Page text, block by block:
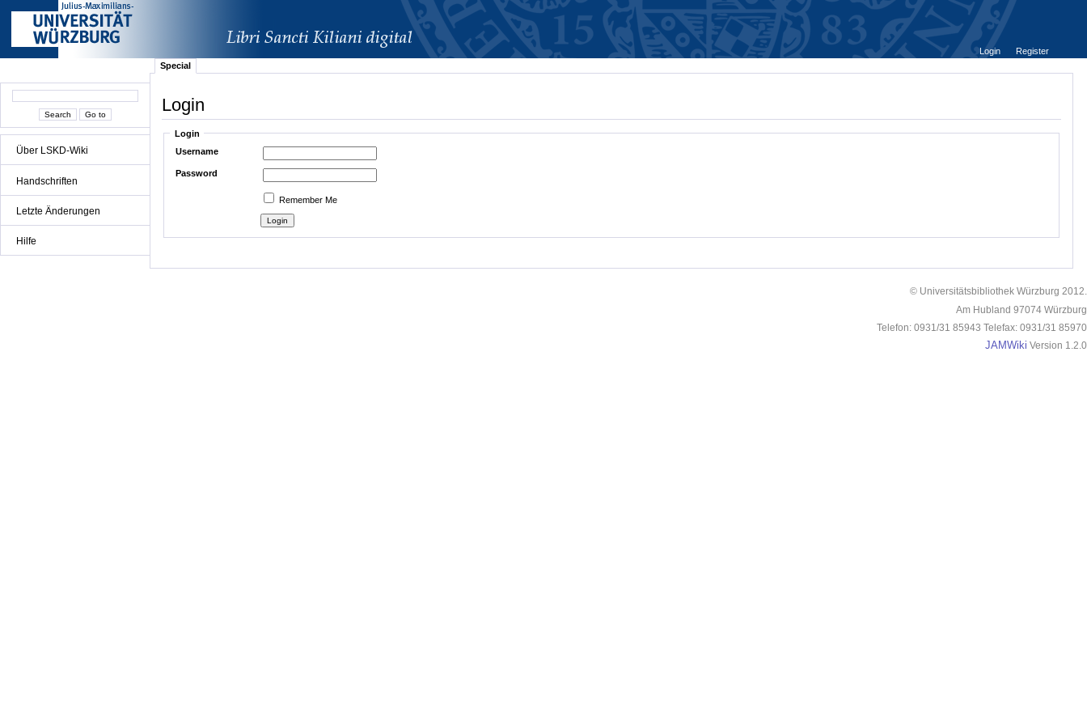
Über LSKD-Wiki
Handschriften
Letzte Änderungen
Hilfe
Login
Register
Special
Login
Login
Username
Password
Remember Me
© Universitätsbibliothek Würzburg 2012.
Am Hubland 97074 Würzburg
Telefon: 0931/31 85943 Telefax: 0931/31 85970
JAMWiki Version 1.2.0